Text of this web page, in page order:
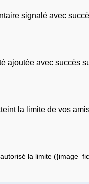
signalé avec
ajoutée avec succès
la limite de vos
la limite